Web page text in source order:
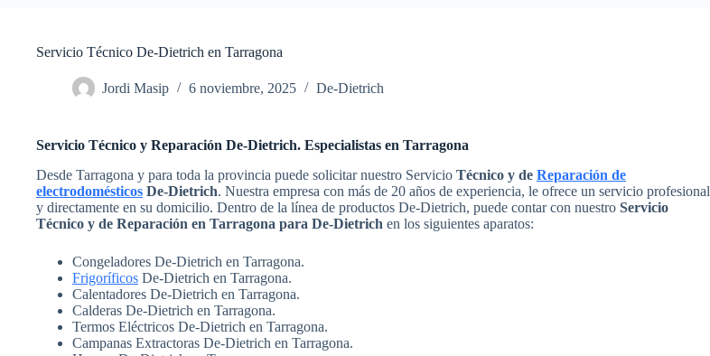
Servicio Técnico De-Dietrich en Tarragona
Jordi Masip 6 noviembre, 2025 De-Dietrich
Servicio Técnico y Reparación De-Dietrich. Especialistas en Tarragona
Desde Tarragona y para toda la provincia puede solicitar nuestro Servicio Técnico y de Reparación de
electrodomésticos De-Dietrich. Nuestra empresa con más de 20 años de experiencia, le ofrece un servicio profesional
y directamente en su domicilio. Dentro de la línea de productos De-Dietrich, puede contar con nuestro Servicio
Técnico y de Reparación en Tarragona para De-Dietrich en los siguientes aparatos:
Congeladores De-Dietrich en Tarragona.
Frigoríficos De-Dietrich en Tarragona.
Calentadores De-Dietrich en Tarragona.
Calderas De-Dietrich en Tarragona.
Termos Eléctricos De-Dietrich en Tarragona.
Campanas Extractoras De-Dietrich en Tarragona.